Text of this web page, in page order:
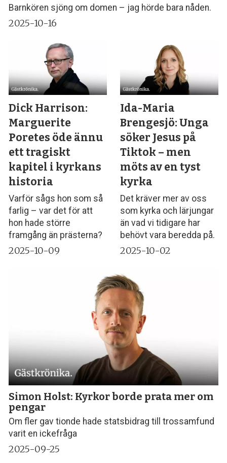
Barnkören sjöng om domen – jag hörde bara nåden.
2025-10-16
Dick Harrison:
Marguerite
Poretes öde ännu
ett tragiskt
kapitel i kyrkans
historia
Varför sågs hon som så
farlig – var det för att
hon hade större
framgång än prästerna?
2025-10-09
Ida-Maria
Brengesjö: Unga
söker Jesus på
Tiktok – men
möts av en tyst
kyrka
Det kräver mer av oss
som kyrka och lärjungar
än vad vi tidigare har
behövt vara beredda på.
2025-10-02
Simon Holst: Kyrkor borde prata mer om
pengar
Om fler gav tionde hade statsbidrag till trossamfund
varit en ickefråga
2025-09-25